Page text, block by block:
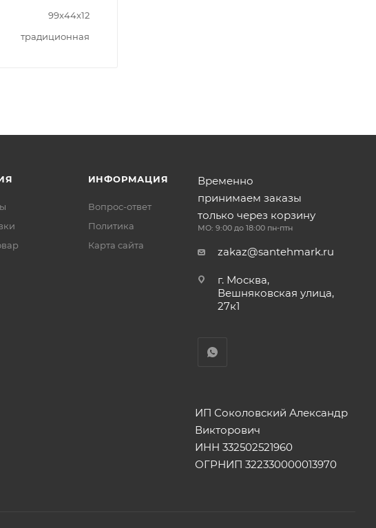
99x44x12
традиционная
ИНФОРМАЦИЯ
Вопрос-ответ
Политика
Карта сайта
Временно
принимаем заказы
только через корзину
МО: 9:00 до 18:00 пн-птн
zakaz@santehmark.ru
г. Москва,
Вешняковская улица,
27к1
ИП Соколовский Александр
Викторович
ИНН 332502521960
ОГРНИП 322330000013970